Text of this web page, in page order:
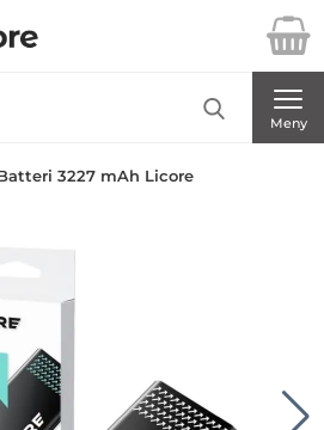
för Danira Telecom AB
Meny
3227 mAh Licore